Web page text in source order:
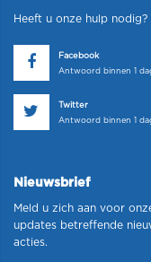
Heeft u onze hulp
Facebook
Antwoord binnen 1
Twitter
Antwoord binnen 1
Nieuwsbrief
Meld u zich aan voor
updates betreffende
acties.